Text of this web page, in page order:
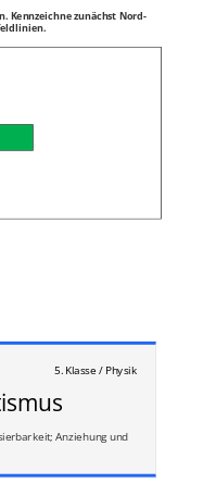
Kennzeichne zunächst Nord-
5. Klasse / Physik
Anziehung und